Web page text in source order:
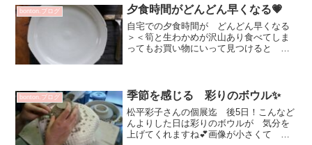
い物は体力いります～あと3週間弱の日本
滞在 一緒に楽しみたい...
bonton.ブログ 夕食時間がどんどん早くなる💗
自宅での夕食時間が どんどん早くなる
＞＜筍と生わかめが沢山あり食べてしま
ってもお買い物にいって見つけると 母
と生わかめのペペロ...
bonton.ブログ 季節を感じる 彩りのボウル✨
松平彩子さんの個展迄 後5日！こんなど
んよりした日は彩りのボウルが 気分を
上げてくれますね💕画像が小さくて ご